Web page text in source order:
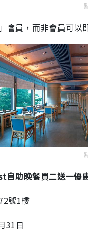
會員，而非會員可以
自助晚餐買二送一優
號1樓
31日